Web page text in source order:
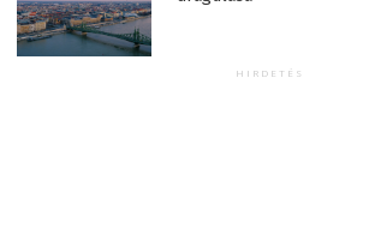
HIRDETÉS